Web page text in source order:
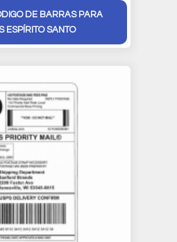
DE BARRAS PARA
ESPÍRITO SANTO